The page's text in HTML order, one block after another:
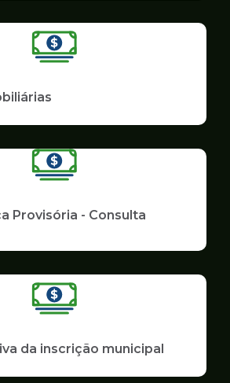
Provisória - Consulta
da inscrição municipal